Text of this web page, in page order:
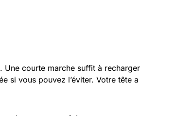
. Une courte marche suffit à recharger
si vous pouvez l’éviter. Votre tête a